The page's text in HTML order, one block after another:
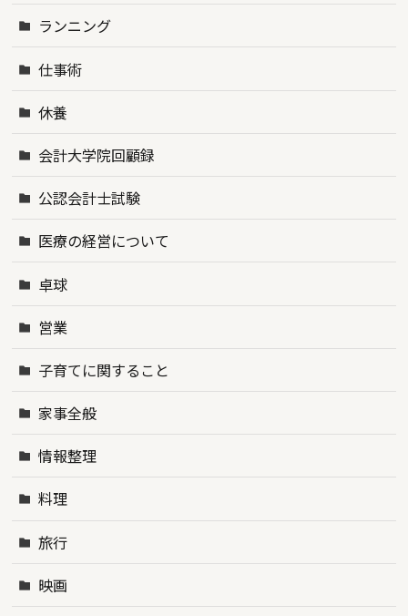
ランニング
仕事術
休養
会計大学院回顧録
公認会計士試験
医療の経営について
卓球
営業
子育てに関すること
家事全般
情報整理
料理
旅行
映画